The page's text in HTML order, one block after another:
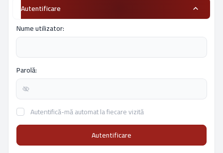
Autentificare
Nume utilizator:
Parolă:
Autentifică-mă automat la fiecare vizită
Autentificare